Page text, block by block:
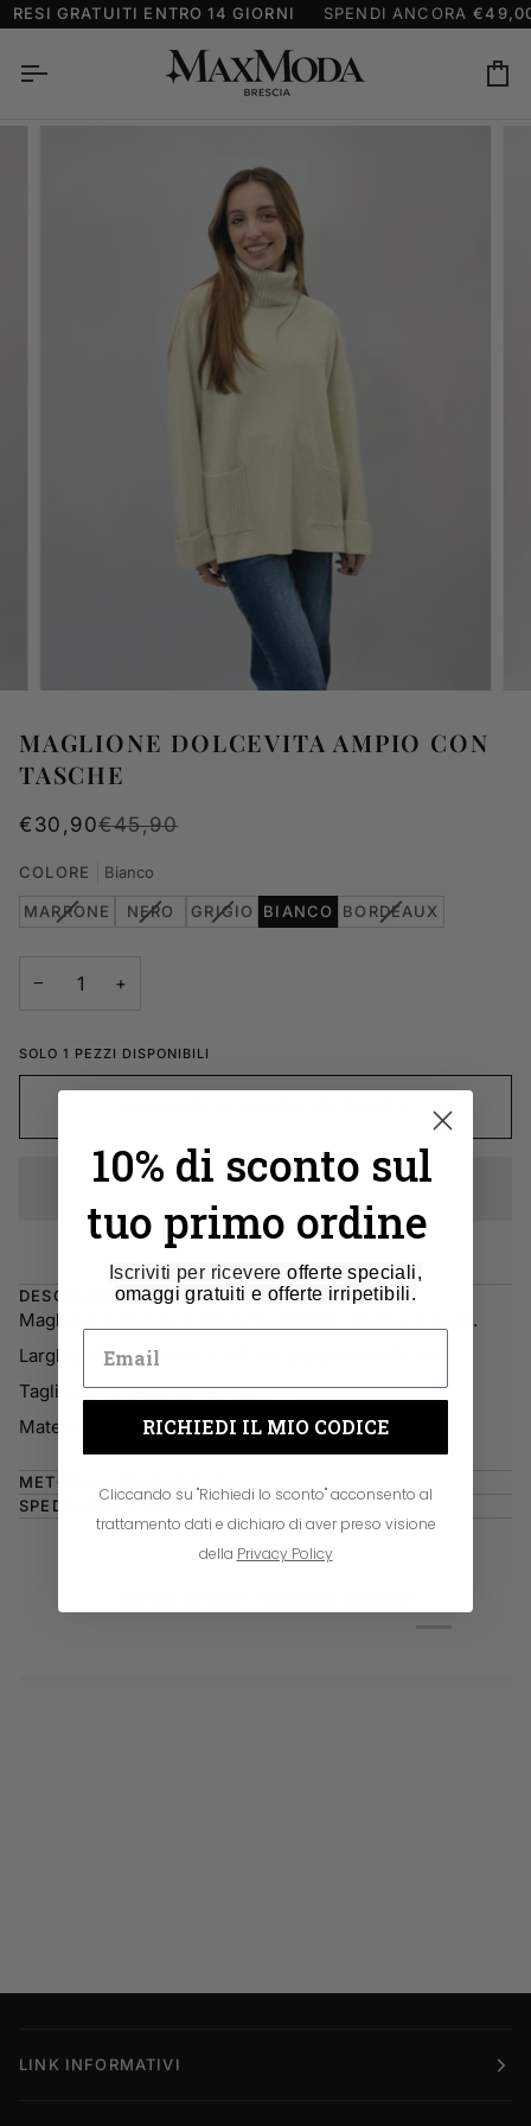
Salta
contenuto
GRATUITI ENTRO 14 GIORNI SPENDI ANCORA€49,00
MAGLIONE DOLCEVITA AMPIO CON
TASCHE
€30,90€45,90
COLORE Bianco
MARRONEVARIANTE
NON
NEROVARIANTE
GRIGIOVARIANTE
ESAURITA
BIANCO BORDEAUX
VARIANTE
− +
SOLO 1 PEZZI DISPONIBILI
DESCRIZIONE
Maglione dolcevita con tasche frontali. Veste comodo.
Larghezza sotto ascella: 56 cm. Lunghezza: 69 cm.
Taglia unica veste bene fino la 48.
Materiale: 50% viscosa, 28% poliestere, 22% nylon.
METODI DI PAGAMENTO
SPEDIZIONE E RESO GRATUITO
LINK INFORMATIVI
10% di sconto sul
tuo primo ordine
Iscriviti per ricevereofferte speciali,
omaggi gratuiti e offerte irripetibili.
RICHIEDI IL MIO CODICE
Cliccando su "Richiedi lo sconto" acconsento al
trattamento dati e dichiaro di aver preso visione
della Privacy Policy